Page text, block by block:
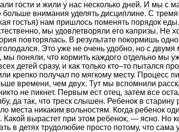
гости и жили у нас несколько дней. И мы с
больше внимания уделять дисциплине. С
гостья) нам пришлось поменять порядок
мы удовлетворяли его капризы. Не
повторялась. В результате покормишь
Это уже не очень удобно, но с
мы поняли, что кормить каждого отдельно мы
детей сразу, и как только кто–то пытался
крепко получал по мягкому месту. Процесс
времени, чем двух. Тут мы вспомнили
не пикнет. Первым ест отец, затем все
да так, что треск слышен. Ребенок в
места никаким вольностям. Когда ребенок
Какой вырастет при этом ребенок, — ясно. Но
в детях трудолюбие просто потому, что сама